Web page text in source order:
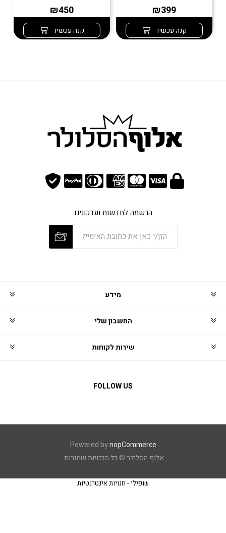
₪399
קנה עכשיו
₪450
קנה עכשיו
הרשמה לחדשות ועדכונים
מידע
החשבון שלי
שירות לקוחות
FOLLOW US
Powered bynopCommerce
אלוף הסלולר © כל הזכויות שמורות.
שופילי - חנויות אינטרנטיות